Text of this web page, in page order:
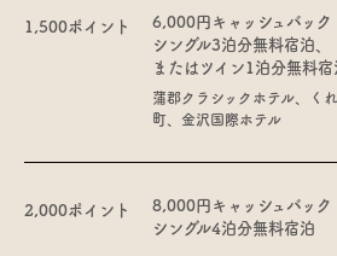
1,500ポイント
6,000円キャッシュバック
シングル3泊分無料宿泊、
またはツイン1泊分無料宿
蒲郡クラシックホテル、く
町、金沢国際ホテル
2,000ポイント
8,000円キャッシュバック
シングル4泊分無料宿泊